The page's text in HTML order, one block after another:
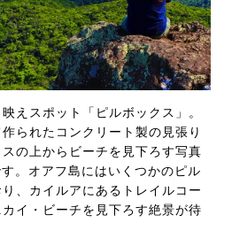
えスポット「ピルボックス」。
られたコンクリート製の見張り
の上からビーチを見下ろす写真
。オアフ島にはいくつかのピル
、カイルアにあるトレイルコー
イ・ビーチを見下ろす絶景が待